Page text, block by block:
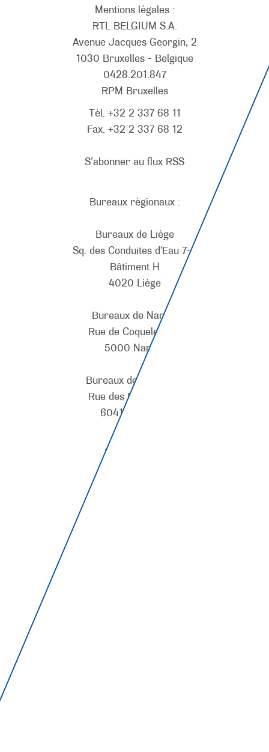
Mentions légales :
RTL BELGIUM S.A.
Avenue Jacques Georgin, 2
1030 Bruxelles - Belgique
0428.201.847
RPM Bruxelles
Tél. +32 2 337 68 11
Fax. +32 2 337 68 12
S’abonner au flux RSS
Bureaux régionaux :
Bureaux de Liège
Sq. des Conduites d'Eau 7-8
Bâtiment H
4020 Liège
Bureaux de Namur
Rue de Coquelet 134
5000 Namur
Bureaux de Charleroi
Rue des Emaillerie 4
6041 Gosselies
Nos Marques